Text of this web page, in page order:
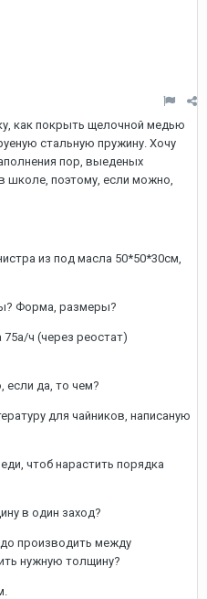
как покрыть щелочной медью
стальную пружину. Хочу
пор, выеденых
школе, поэтому, если можно,
из под масла 50*50*30см,
Форма, размеры?
ч (через реостат)
если да, то чем?
для чайников, написаную
чтоб нарастить порядка
в один заход?
производить между
нужную толщину?